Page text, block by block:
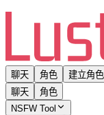
聊天 角色 建立角色
聊天
角色
NSFW Tool